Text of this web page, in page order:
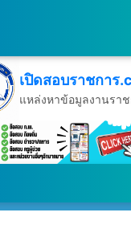
เปิดสอบราชการ
แหล่งหาข้อมูลงานรา
วันอาทิตย์ที่ 9 เดือนสิงหาค